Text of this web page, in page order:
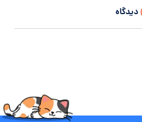
دیدگاه